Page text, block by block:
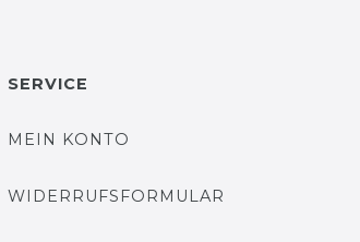
SERVICE
MEIN KONTO
WIDERRUFSFORMULAR